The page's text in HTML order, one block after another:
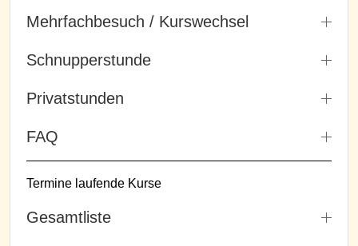
Mehrfachbesuch / Kurswechsel
Schnupperstunde
Privatstunden
FAQ
Termine laufende Kurse
Gesamtliste